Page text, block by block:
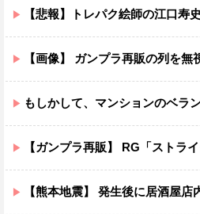
【悲報】トレパク絵師の江口寿史さん、開き直って言
【画像】 ガンプラ再販の列を無視し
もしかして、マンションのベランダで七
【ガンプラ再販】 RG「ストライクフリーダムガンダム デ
【熊本地震】 発生後に居酒屋店内から温